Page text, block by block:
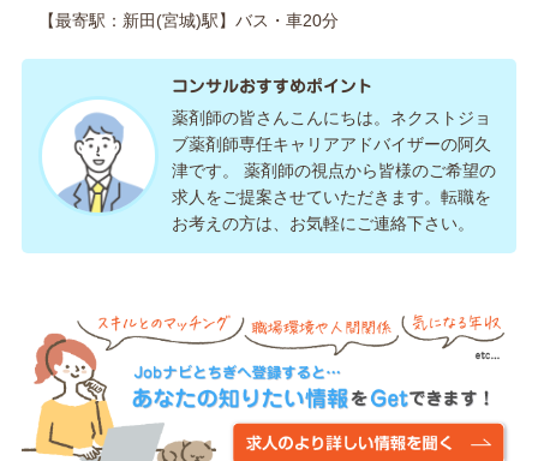
【最寄駅：新田(宮城)駅】バス・車20分
コンサルおすすめポイント
薬剤師の皆さんこんにちは。ネクストジョ
ブ薬剤師専任キャリアアドバイザーの阿久
津です。 薬剤師の視点から皆様のご希望の
求人をご提案させていただきます。転職を
お考えの方は、お気軽にご連絡下さい。